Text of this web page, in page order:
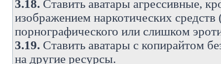
3.18. Ставить аватары агрессивные,
изображением наркотических
порнографического или слишком
3.19. Ставить аватары с копирайтом
на другие ресурсы.